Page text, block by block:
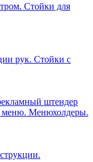
Стойки для
рук. Стойки с
штендер
меню. Менюхолдеры.